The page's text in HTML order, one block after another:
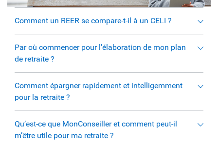
Comment un REER se compare-t-il à un CELI ?
Par où commencer pour l’élaboration de mon plan
de retraite ?
Comment épargner rapidement et intelligemment
pour la retraite ?
Qu’est-ce que MonConseiller et comment peut-il
m’être utile pour ma retraite ?